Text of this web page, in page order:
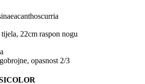
22cm raspon nogu
opasnost 2/3